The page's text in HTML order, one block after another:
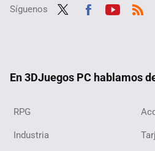
Síguenos
En 3DJuegos PC hablamos
RPG
Industria